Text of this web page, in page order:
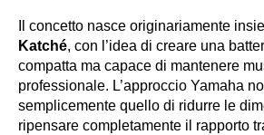
Il concetto nasce originariamente
Katché, con l’idea di creare una
compatta ma capace di mantenere
professionale. L’approccio Yamaha
semplicemente quello di ridurre le
ripensare completamente il rapporto